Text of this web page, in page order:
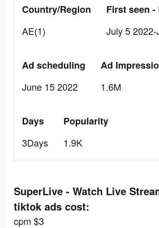
Country/Region
AE(1)
First seen -
July 5
Ad scheduling
June 15 2022
Ad
1.6M
Days
3Days
Popularity
1.9K
SuperLive - Watch Live
tiktok ads cost:
cpm $3